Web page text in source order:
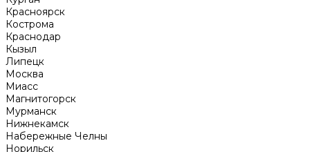
Красноярск
Кострома
Краснодар
Кызыл
Липецк
Москва
Миасс
Магнитогорск
Мурманск
Нижнекамск
Набережные Челны
Норильск